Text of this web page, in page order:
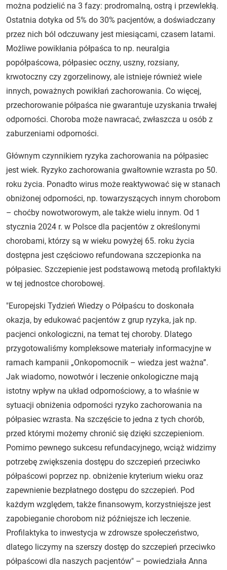
można podzielić na 3 fazy: prodromalną, ostrą i przewlekłą.
Ostatnia dotyka od 5% do 30% pacjentów, a doświadczany
przez nich ból odczuwany jest miesiącami, czasem latami.
Możliwe powikłania półpaśca to np. neuralgia
popółpaścowa, półpasiec oczny, uszny, rozsiany,
krwotoczny czy zgorzelinowy, ale istnieje również wiele
innych, poważnych powikłań zachorowania. Co więcej,
przechorowanie półpaśca nie gwarantuje uzyskania trwałej
odporności. Choroba może nawracać, zwłaszcza u osób z
zaburzeniami odporności.
Głównym czynnikiem ryzyka zachorowania na półpasiec
jest wiek. Ryzyko zachorowania gwałtownie wzrasta po 50.
roku życia. Ponadto wirus może reaktywować się w stanach
obniżonej odporności, np. towarzyszących innym chorobom
– choćby nowotworowym, ale także wielu innym. Od 1
stycznia 2024 r. w Polsce dla pacjentów z określonymi
chorobami, którzy są w wieku powyżej 65. roku życia
dostępna jest częściowo refundowana szczepionka na
półpasiec. Szczepienie jest podstawową metodą profilaktyki
w tej jednostce chorobowej.
"Europejski Tydzień Wiedzy o Półpaścu to doskonała
okazja, by edukować pacjentów z grup ryzyka, jak np.
pacjenci onkologiczni, na temat tej choroby. Dlatego
przygotowaliśmy kompleksowe materiały informacyjne w
ramach kampanii „Onkopomocnik – wiedza jest ważna”.
Jak wiadomo, nowotwór i leczenie onkologiczne mają
istotny wpływ na układ odpornościowy, a to właśnie w
sytuacji obniżenia odporności ryzyko zachorowania na
półpasiec wzrasta. Na szczęście to jedna z tych chorób,
przed którymi możemy chronić się dzięki szczepieniom.
Pomimo pewnego sukcesu refundacyjnego, wciąż widzimy
potrzebę zwiększenia dostępu do szczepień przeciwko
półpaścowi poprzez np. obniżenie kryterium wieku oraz
zapewnienie bezpłatnego dostępu do szczepień. Pod
każdym względem, także finansowym, korzystniejsze jest
zapobieganie chorobom niż późniejsze ich leczenie.
Profilaktyka to inwestycja w zdrowsze społeczeństwo,
dlatego liczymy na szerszy dostęp do szczepień przeciwko
półpaścowi dla naszych pacjentów" – powiedziała Anna